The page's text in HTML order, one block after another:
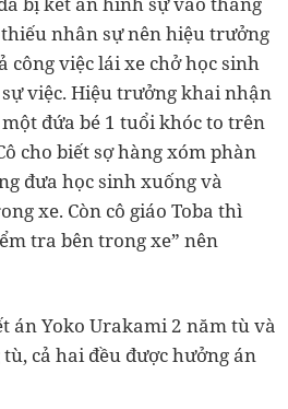
nhân sự nên hiệu trưởng
công việc lái xe chở học sinh
việc. Hiệu trưởng khai nhận
đứa bé 1 tuổi khóc to trên
cho biết sợ hàng xóm phàn
đưa học sinh xuống và
xe. Còn cô giáo Toba thì
tra bên trong xe” nên
án Yoko Urakami 2 năm tù và
cả hai đều được hưởng án